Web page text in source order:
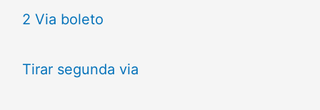
2 Via boleto
Tirar segunda via